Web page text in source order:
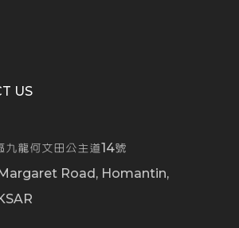
US
九龍何文田公主道14號
Road, Homantin,